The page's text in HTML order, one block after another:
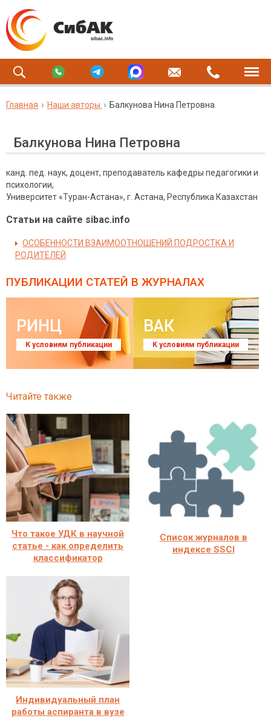
Главная Наши авторы Балкунова Нина Петровна
Балкунова Нина Петровна
канд. пед. наук, доцент, преподаватель кафедры педагогики и
психологии,
Университет «Туран-Астана», г. Астана, Республика Казахстан
Статьи на сайте sibac.info
ОСОБЕННОСТИ ВЗАИМООТНОШЕНИЙ ПОДРОСТКА И
РОДИТЕЛЕЙ
ПУБЛИКАЦИИ СТАТЕЙ В ЖУРНАЛАХ
РИНЦ
К условиям публикации
ВАК
К условиям публикации
Читайте также
Что такое УДК в научной
статье - как определить
классификатор
Список журналов в
индексе SSCI
Индивидуальный план
работы аспиранта в вузе